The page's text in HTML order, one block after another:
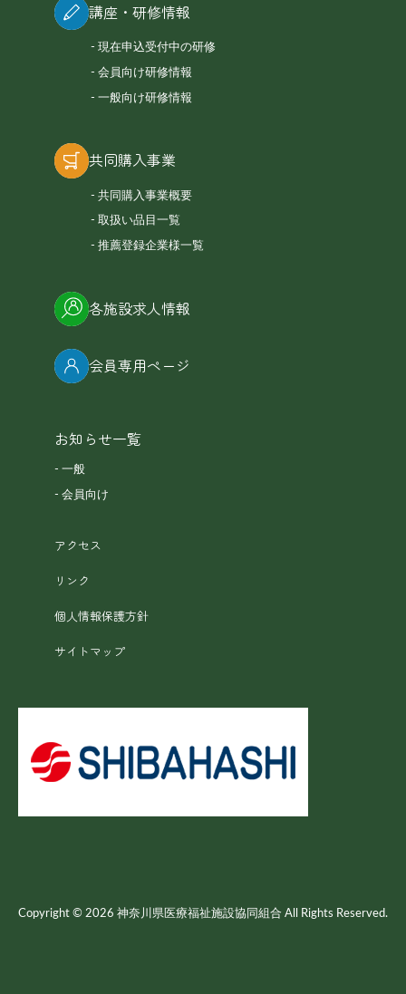
講座・研修情報
現在申込受付中の研修
会員向け研修情報
一般向け研修情報
共同購入事業
共同購入事業概要
取扱い品目一覧
推薦登録企業様一覧
各施設求人情報
会員専用ページ
お知らせ一覧
一般
会員向け
アクセス
リンク
個人情報保護方針
サイトマップ
Copyright © 2026 神奈川県医療福祉施設協同組合 All Rights Reserved.